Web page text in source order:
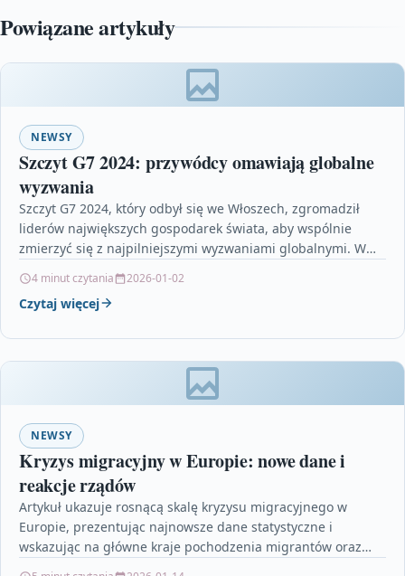
Powiązane artykuły
NEWSY
Szczyt G7 2024: przywódcy omawiają globalne
wyzwania
Szczyt G7 2024, który odbył się we Włoszech, zgromadził
liderów największych gospodarek świata, aby wspólnie
zmierzyć się z najpilniejszymi wyzwaniami globalnymi. W
4 minut czytania 2026-01-02
Czytaj więcej
NEWSY
Kryzys migracyjny w Europie: nowe dane i
reakcje rządów
Artykuł ukazuje rosnącą skalę kryzysu migracyjnego w
Europie, prezentując najnowsze dane statystyczne i
wskazując na główne kraje pochodzenia migrantów oraz